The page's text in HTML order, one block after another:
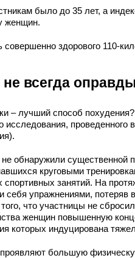
было до 35 лет, а
женщин.
совершенно здорового 110-
не всегда
– лучший способ
исследования, проведенного
обнаружили существенной
круговыми
спортивных занятий. На
себя упражнениями, потеряв
что участницы не
женщин повышенную
которых индуцирована
большую